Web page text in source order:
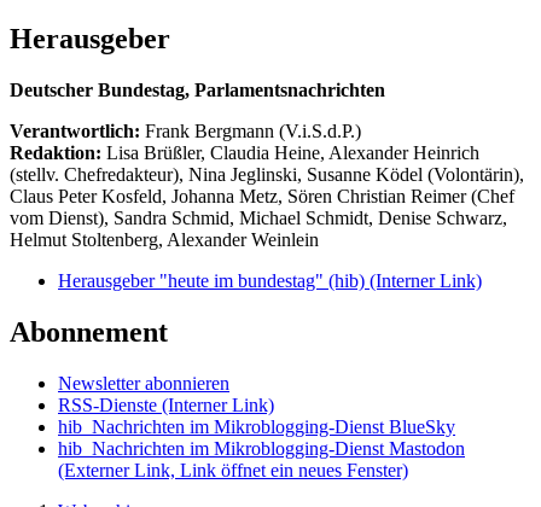
Herausgeber
Deutscher Bundestag, Parlamentsnachrichten
Verantwortlich: Frank Bergmann (V.i.S.d.P.)
Redaktion: Lisa Brüßler, Claudia Heine, Alexander Heinrich
(stellv. Chefredakteur), Nina Jeglinski, Susanne Ködel (Volontärin),
Claus Peter Kosfeld, Johanna Metz, Sören Christian Reimer (Chef
vom Dienst), Sandra Schmid, Michael Schmidt, Denise Schwarz,
Helmut Stoltenberg, Alexander Weinlein
Herausgeber "heute im bundestag" (hib) (Interner Link)
Abonnement
Newsletter abonnieren
RSS-Dienste (Interner Link)
hib_Nachrichten im Mikroblogging-Dienst BlueSky
hib_Nachrichten im Mikroblogging-Dienst Mastodon
(Externer Link, Link öffnet ein neues Fenster)